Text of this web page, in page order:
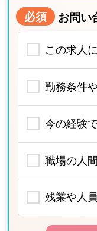
必須 お問い
この求人
勤務条件
今の経験
職場の人
残業や人